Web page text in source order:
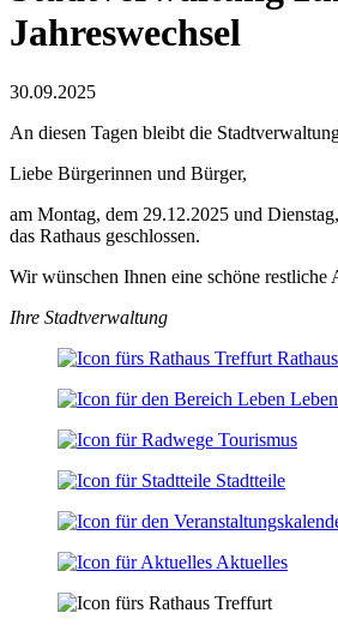
Jahreswechsel
30.09.2025
An diesen Tagen bleibt die
Liebe Bürgerinnen und Bürger,
am Montag, dem 29.12.2025 und
das Rathaus geschlossen.
Wir wünschen Ihnen eine schöne restliche
Ihre Stadtverwaltung
Rathaus
Leben
Tourismus
Stadtteile
Aktuelles